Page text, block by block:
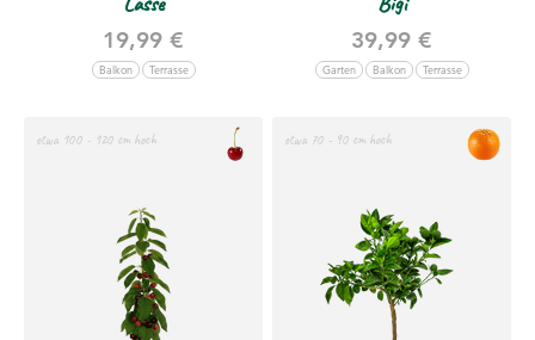
Angebot
19,99 €
Balkon Terrasse
Angebot
39,99 €
Garten Balkon Terrasse
etwa 100 - 120 cm hoch etwa 70 - 90 cm hoch